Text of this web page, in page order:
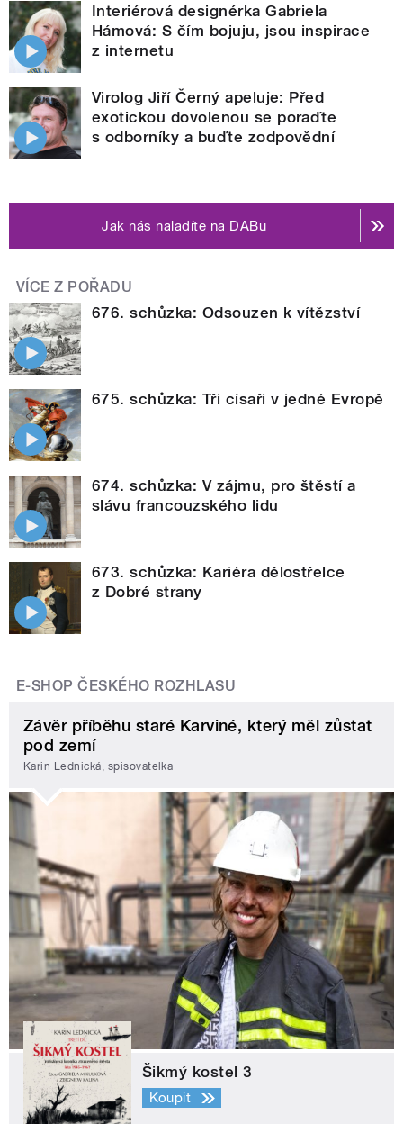
Interiérová designérka Gabriela
Hámová: S čím bojuju, jsou inspirace
z internetu
Virolog Jiří Černý apeluje: Před
exotickou dovolenou se poraďte
s odborníky a buďte zodpovědní
Jak nás naladíte na DABu
VÍCE Z POŘADU
676. schůzka: Odsouzen k vítězství
675. schůzka: Tři císaři v jedné Evropě
674. schůzka: V zájmu, pro štěstí a
slávu francouzského lidu
673. schůzka: Kariéra dělostřelce
z Dobré strany
E-SHOP ČESKÉHO ROZHLASU
Závěr příběhu staré Karviné, který měl zůstat
pod zemí
Karin Lednická, spisovatelka
Šikmý kostel 3
Koupit